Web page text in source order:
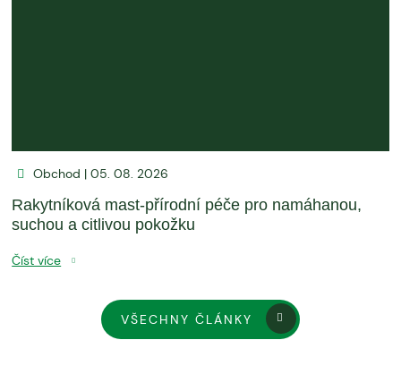
Obchod | 05. 08. 2026
Rakytníková mast-přírodní péče pro namáhanou,
suchou a citlivou pokožku
Číst více
VŠECHNY ČLÁNKY